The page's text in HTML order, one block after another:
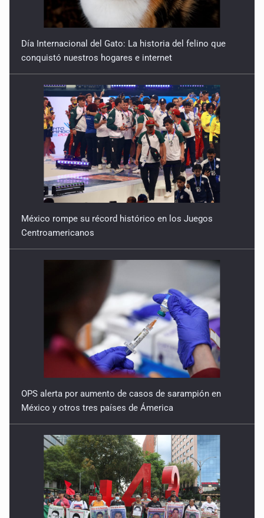
Día Internacional del Gato: La historia del felino que
conquistó nuestros hogares e internet
México rompe su récord histórico en los Juegos
Centroamericanos
OPS alerta por aumento de casos de sarampión en
México y otros tres países de Ámerica